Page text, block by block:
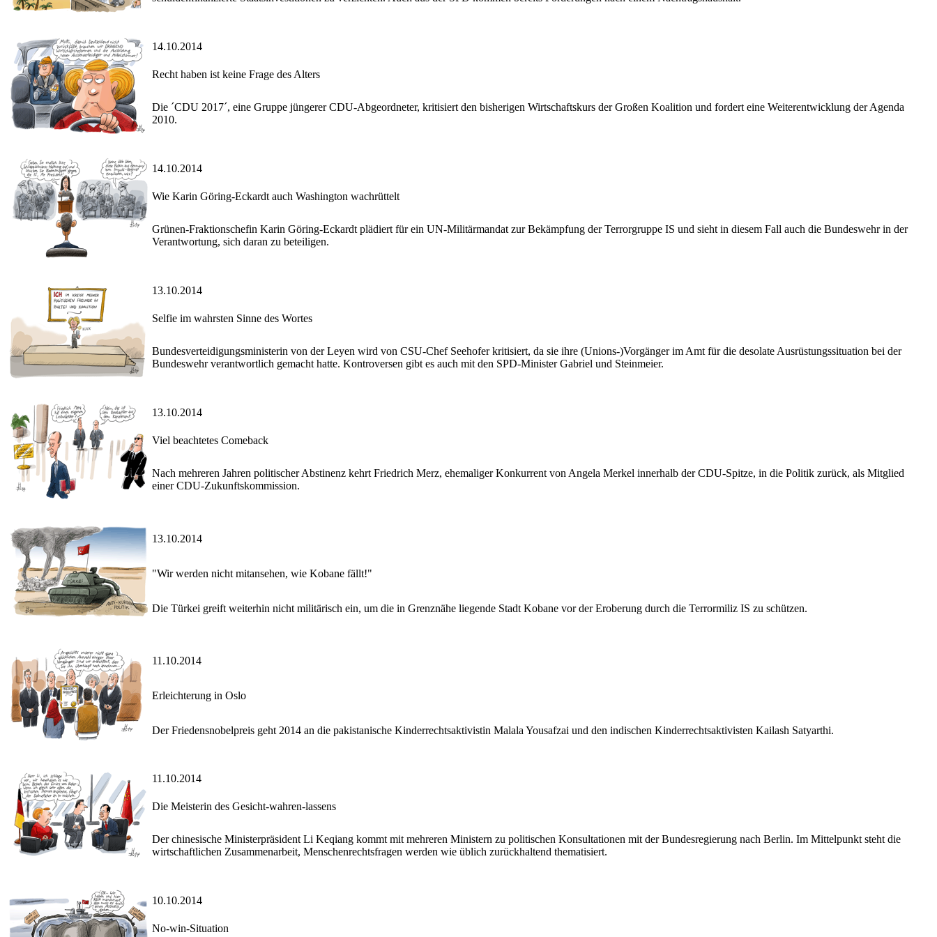
14.10.2014
Recht haben ist keine Frage des Alters
Die ´CDU 2017´, eine Gruppe jüngerer CDU-Abgeordneter, kritisiert den bisherigen Wirtschaftskurs der Großen Koalition und fordert eine Weiterentwicklung der Agenda
2010.
14.10.2014
Wie Karin Göring-Eckardt auch Washington wachrüttelt
Grünen-Fraktionschefin Karin Göring-Eckardt plädiert für ein UN-Militärmandat zur Bekämpfung der Terrorgruppe IS und sieht in diesem Fall auch die Bundeswehr in der
Verantwortung, sich daran zu beteiligen.
13.10.2014
Selfie im wahrsten Sinne des Wortes
Bundesverteidigungsministerin von der Leyen wird von CSU-Chef Seehofer kritisiert, da sie ihre (Unions-)Vorgänger im Amt für die desolate Ausrüstungssituation bei der
Bundeswehr verantwortlich gemacht hatte. Kontroversen gibt es auch mit den SPD-Minister Gabriel und Steinmeier.
13.10.2014
Viel beachtetes Comeback
Nach mehreren Jahren politischer Abstinenz kehrt Friedrich Merz, ehemaliger Konkurrent von Angela Merkel innerhalb der CDU-Spitze, in die Politik zurück, als Mitglied
einer CDU-Zukunftskommission.
13.10.2014
"Wir werden nicht mitansehen, wie Kobane fällt!"
Die Türkei greift weiterhin nicht militärisch ein, um die in Grenznähe liegende Stadt Kobane vor der Eroberung durch die Terrormiliz IS zu schützen.
11.10.2014
Erleichterung in Oslo
Der Friedensnobelpreis geht 2014 an die pakistanische Kinderrechtsaktivistin Malala Yousafzai und den indischen Kinderrechtsaktivisten Kailash Satyarthi.
11.10.2014
Die Meisterin des Gesicht-wahren-lassens
Der chinesische Ministerpräsident Li Keqiang kommt mit mehreren Ministern zu politischen Konsultationen mit der Bundesregierung nach Berlin. Im Mittelpunkt steht die
wirtschaftlichen Zusammenarbeit, Menschenrechtsfragen werden wie üblich zurückhaltend thematisiert.
10.10.2014
No-win-Situation